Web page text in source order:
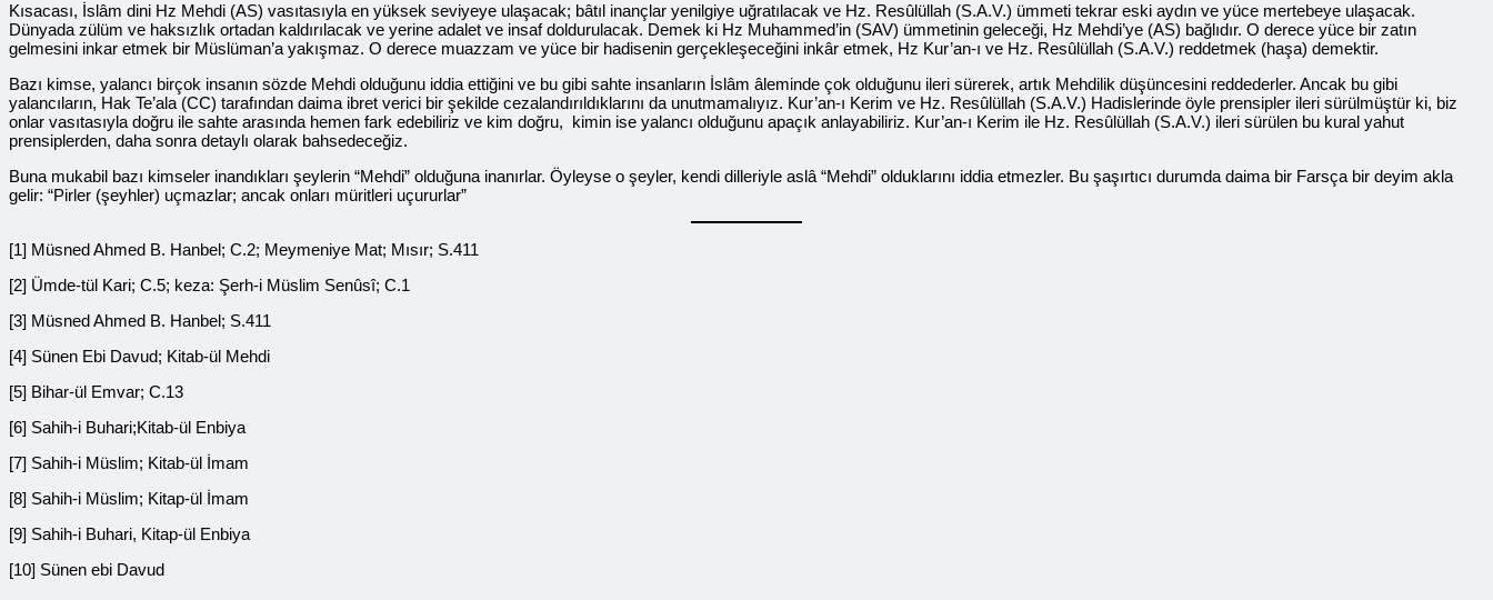
Kısacası, İslâm dini Hz Mehdi (AS) vasıtasıyla en yüksek seviyeye ulaşacak; bâtıl inançlar yenilgiye uğratılacak ve Hz. Resûlüllah (S.A.V.) ümmeti tekrar eski aydın ve yüce mertebeye ulaşacak.
Dünyada zülüm ve haksızlık ortadan kaldırılacak ve yerine adalet ve insaf doldurulacak. Demek ki Hz Muhammed’in (SAV) ümmetinin geleceği, Hz Mehdi’ye (AS) bağlıdır. O derece yüce bir zatın
gelmesini inkar etmek bir Müslüman’a yakışmaz. O derece muazzam ve yüce bir hadisenin gerçekleşeceğini inkâr etmek, Hz Kur’an-ı ve Hz. Resûlüllah (S.A.V.) reddetmek (haşa) demektir.
Bazı kimse, yalancı birçok insanın sözde Mehdi olduğunu iddia ettiğini ve bu gibi sahte insanların İslâm âleminde çok olduğunu ileri sürerek, artık Mehdilik düşüncesini reddederler. Ancak bu gibi
yalancıların, Hak Te’ala (CC) tarafından daima ibret verici bir şekilde cezalandırıldıklarını da unutmamalıyız. Kur’an-ı Kerim ve Hz. Resûlüllah (S.A.V.) Hadislerinde öyle prensipler ileri sürülmüştür ki, biz
onlar vasıtasıyla doğru ile sahte arasında hemen fark edebiliriz ve kim doğru, kimin ise yalancı olduğunu apaçık anlayabiliriz. Kur’an-ı Kerim ile Hz. Resûlüllah (S.A.V.) ileri sürülen bu kural yahut
prensiplerden, daha sonra detaylı olarak bahsedeceğiz.
Buna mukabil bazı kimseler inandıkları şeylerin “Mehdi” olduğuna inanırlar. Öyleyse o şeyler, kendi dilleriyle aslâ “Mehdi” olduklarını iddia etmezler. Bu şaşırtıcı durumda daima bir Farsça bir deyim akla
gelir: “Pirler (şeyhler) uçmazlar; ancak onları müritleri uçururlar”
[1] Müsned Ahmed B. Hanbel; C.2; Meymeniye Mat; Mısır; S.411
[2] Ümde-tül Kari; C.5; keza: Şerh-i Müslim Senûsî; C.1
[3] Müsned Ahmed B. Hanbel; S.411
[4] Sünen Ebi Davud; Kitab-ül Mehdi
[5] Bihar-ül Emvar; C.13
[6] Sahih-i Buhari;Kitab-ül Enbiya
[7] Sahih-i Müslim; Kitab-ül İmam
[8] Sahih-i Müslim; Kitap-ül İmam
[9] Sahih-i Buhari, Kitap-ül Enbiya
[10] Sünen ebi Davud